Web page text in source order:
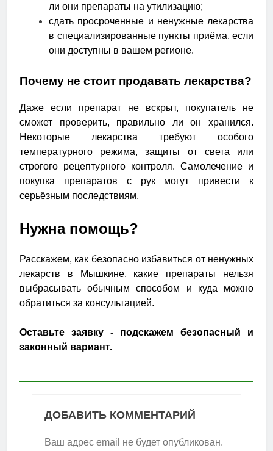
ли они препараты на утилизацию;
сдать просроченные и ненужные лекарства
в специализированные пункты приёма, если
они доступны в вашем регионе.
Почему не стоит продавать лекарства?
Даже если препарат не вскрыт, покупатель не
сможет проверить, правильно ли он хранился.
Некоторые лекарства требуют особого
температурного режима, защиты от света или
строгого рецептурного контроля. Самолечение и
покупка препаратов с рук могут привести к
серьёзным последствиям.
Нужна помощь?
Расскажем, как безопасно избавиться от ненужных
лекарств в Мышкине, какие препараты нельзя
выбрасывать обычным способом и куда можно
обратиться за консультацией.
Оставьте заявку - подскажем безопасный и
законный вариант.
ДОБАВИТЬ КОММЕНТАРИЙ
Ваш адрес email не будет опубликован.